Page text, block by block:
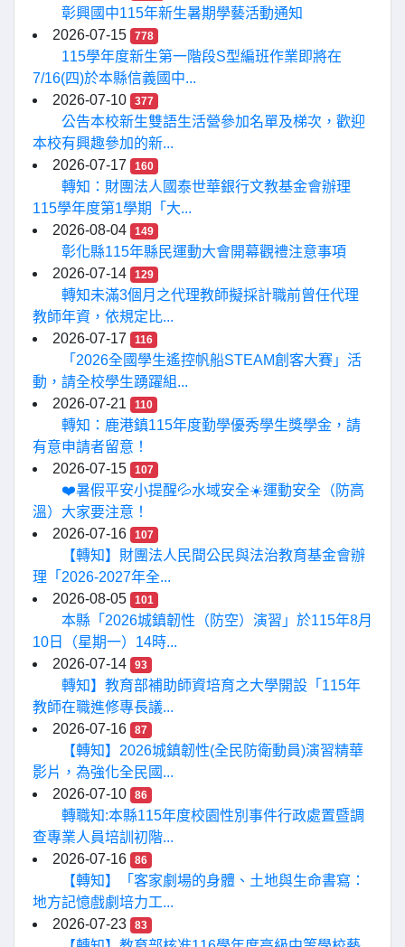
彰興國中115年新生暑期學藝活動通知
2026-07-15
778
115學年度新生第一階段S型編班作業即將在
7/16(四)於本縣信義國中...
2026-07-10
377
公告本校新生雙語生活營參加名單及梯次，歡迎
本校有興趣參加的新...
2026-07-17
160
轉知：財團法人國泰世華銀行文教基金會辦理
115學年度第1學期「大...
2026-08-04
149
彰化縣115年縣民運動大會開幕觀禮注意事項
2026-07-14
129
轉知未滿3個月之代理教師擬採計職前曾任代理
教師年資，依規定比...
2026-07-17
116
「2026全國學生遙控帆船STEAM創客大賽」活
動，請全校學生踴躍組...
2026-07-21
110
轉知：鹿港鎮115年度勤學優秀學生獎學金，請
有意申請者留意！
2026-07-15
107
❤️暑假平安小提醒💦水域安全☀️運動安全（防高
溫）大家要注意！
2026-07-16
107
【轉知】財團法人民間公民與法治教育基金會辦
理「2026-2027年全...
2026-08-05
101
本縣「2026城鎮韌性（防空）演習」於115年8月
10日（星期一）14時...
2026-07-14
93
轉知】教育部補助師資培育之大學開設「115年
教師在職進修專長議...
2026-07-16
87
【轉知】2026城鎮韌性(全民防衛動員)演習精華
影片，為強化全民國...
2026-07-10
86
轉職知:本縣115年度校園性別事件行政處置暨調
查專業人員培訓初階...
2026-07-16
86
【轉知】「客家劇場的身體、土地與生命書寫：
地方記憶戲劇培力工...
2026-07-23
83